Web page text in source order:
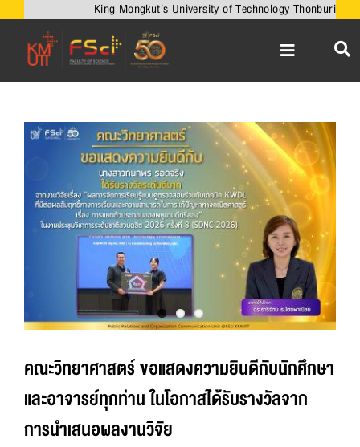
content
King Mongkut’s University of Technology Thonburi
Toggle
Navigation
หน้าหลัก
เกี่ยวกับคณะ
งานวิจัยและนวัตกรรม
เครือข่ายความร่วมมือ
ความร่วมมือกับต่างประเทศ
ข่าวและกิจกรรม
View
Larger
Image
คณะวิทยาศาสตร์ ขอแสดงความยินดีกับนักศึกษา
และอาจารย์ทุกท่าน ในโอกาสได้รับรางวัลจาก
การนำเสนอผลงานวิจัย